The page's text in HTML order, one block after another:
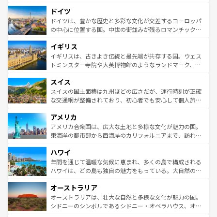
の城塞都市、穏やかなビーチリゾートまで多彩な表情を見
せる。地方によって風土や気候が異なるスペインはその個
性で訪れる人を魅了する。 なお、新着のスペイン情報はコ
で、幅広い魅力が詰まっている。華麗な宮殿、歴史的な大
聖堂、美しいビーチ、そして豊かな自然が、訪れる者を心
から魅了する。また、フランスは美食の国としても知ら
いる。シャンパンの発祥地であるランス、プロヴァンスの
香り高いラベンダー畑など、多彩な楽しみ方が可能だ。さ
らに、パリ以外の地域にも魅力が溢れており、どの街角に
れる地方に足を運ぶとそれぞれで全く異なる文化を体験で
きるだろう。 なお、新着のフランス情報はコンテンツ一覧
を参照してほしい。
ドイツ
ドイツは、豊かな歴史と多彩な文化が交差するヨーロッパ
の中心に位置する国。中世の街並みが残るロマンチック街
顔を持つこの国は、どこを歩いても飽きることがない。ベ
ルリンの文化的活気、バイエルン州のアルプスの絶景、そ
してライン川沿いのワイン畑といった風景は必見。ビール
は、お酒好きな人にはぜひ体験してほしい。 なお、新着の
ドイツ情報はコンテンツ一覧を参照してほしい。
イギリス
イギリスは、古きよき伝統と最先端が共存する国。ウェス
トミンスター寺院や大英博物館のようなランドマーク、歴
リアごとに異なる魅力がある。また、優雅なアフタヌーン
ティー、ビール好きにはたまらない英国パブ、サッカー観
戦など、本場だからこそできる体験も豊富。イギリスを旅
ンツ一覧を参照してほしい。
スイス
スイスの国土面積は九州ほどの広さだが、運行時刻が正確
な交通網が整備されており、初心者でも安心して個人旅行
の建物がそのまま残る町や、スイスならではのユニークな
博物館もあり、アルプス観光だけでなく町歩きも満喫する
ことができる。国民の所得が高いため物価も高いが、旅行
ば市内交通費無料で観光を楽しむこともできる。 なお、新
着のスイス情報はコンテンツ一覧 を参照してほしい。
アメリカ
アメリカ合衆国は、広大な土地と多様な文化が魅力の国。
東海岸の都市部から西海岸のカリフォルニアまで、訪れる
のような巨大都市は、観光、ショッピング、エンターテイ
ンメントが詰まった刺激的なスポットだ。一方、アメリカ
西部には大自然が広がり、グランドキャニオンやイエロー
部のニューオーリンズでは、音楽と美食が融合した独特の
文化が魅力。旅行者はアメリカの各地域で異なる魅力を楽
しみながら、その多様性と豊かな歴史を感じることができ
ハワイ
年間を通じて温暖な気候に恵まれ、多くの島で構成される
ハワイは、どの島も独自の魅力をもっている。大自然の神
ワイ島は見逃せない。また、定番の観光地といえばオアフ
島だが、静かな自然を求めるならマウイ島やカウアイ島が
おすすめ。エメラルドグリーンに輝く海をはじめ、豊かな
オーストラリア
オーストラリアは、壮大な自然と多様な文化が魅力の国。
シドニーのシンボルであるシドニー・オペラハウス、オー